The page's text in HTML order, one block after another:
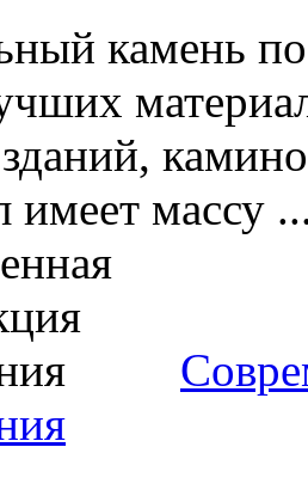
камень
имеет массу